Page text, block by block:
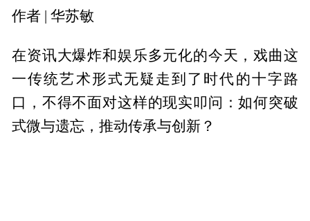
作者 | 华苏敏
在资讯大爆炸和娱乐多元化的今天，戏曲这
一传统艺术形式无疑走到了时代的十字路
口，不得不面对这样的现实叩问：如何突破
式微与遗忘，推动传承与创新？